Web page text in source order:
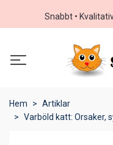
Snabbt •
Hem
Artiklar
Varböld katt: Orsaker,